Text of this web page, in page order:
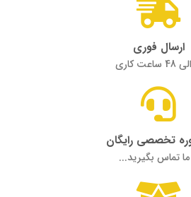
ارسال فوری
تخصصی رایگان
ما تماس بگیرید...